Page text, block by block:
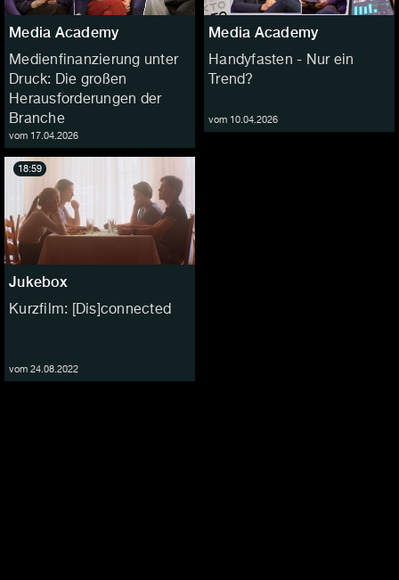
Media Academy
Medienfinanzierung unter
Druck: Die großen
Herausforderungen der
Branche
vom 17.04.2026
Media Academy
Handyfasten - Nur ein
Trend?
vom 10.04.2026
Jukebox
Kurzfilm: [Dis]connected
vom 24.08.2022
18:59